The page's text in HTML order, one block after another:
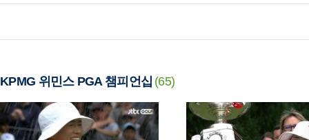
KPMG 위민스 PGA 챔피언십 (65)